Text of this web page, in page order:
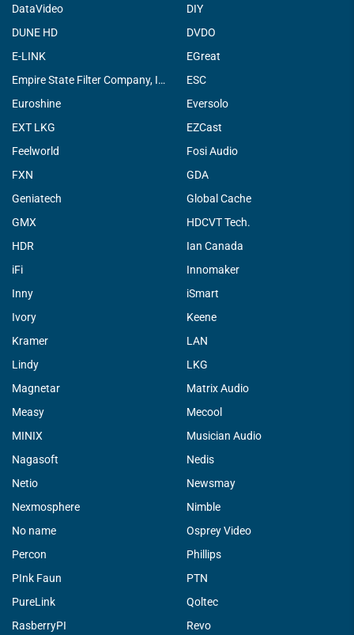
DataVideo
DIY
DUNE HD
DVDO
E-LINK
EGreat
Empire State Filter Company, INC.
ESC
Euroshine
Eversolo
EXT LKG
EZCast
Feelworld
Fosi Audio
FXN
GDA
Geniatech
Global Cache
GMX
HDCVT Tech.
HDR
Ian Canada
iFi
Innomaker
Inny
iSmart
Ivory
Keene
Kramer
LAN
Lindy
LKG
Magnetar
Matrix Audio
Measy
Mecool
MINIX
Musician Audio
Nagasoft
Nedis
Netio
Newsmay
Nexmosphere
Nimble
No name
Osprey Video
Percon
Phillips
PInk Faun
PTN
PureLink
Qoltec
RasberryPI
Revo